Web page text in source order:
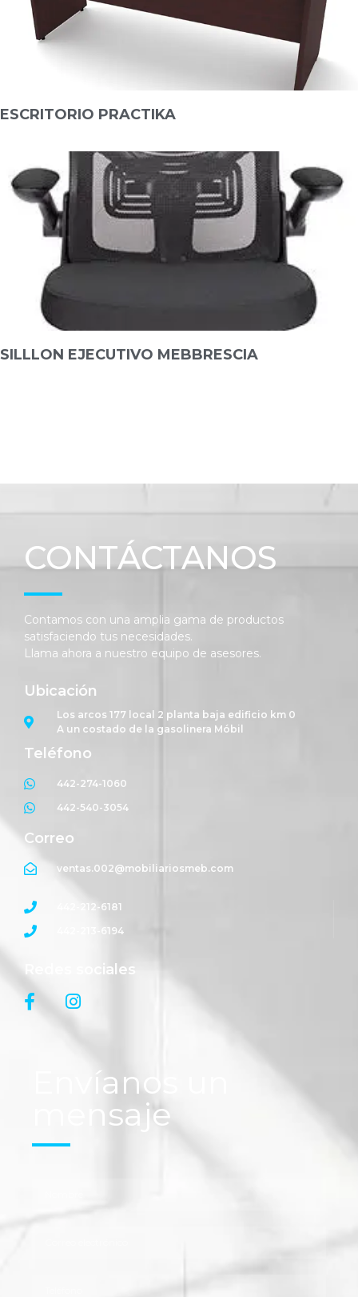
ESCRITORIO PRACTIKA
SILLLON EJECUTIVO MEBBRESCIA
CONTÁCTANOS
Contamos con una amplia gama de productos
satisfaciendo tus necesidades.
Llama ahora a nuestro equipo de asesores.
Ubicación
Los arcos 177 local 2 planta baja edificio km 0
A un costado de la gasolinera Móbil
Teléfono
442-274-1060
442-540-3054
Correo
ventas.002@mobiliariosmeb.com
442-212-6181
442-213-6194
Redes sociales
Envíanos un
mensaje